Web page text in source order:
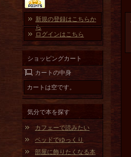
新規の登録はこちらか
ら
ログインはこちら
ショッピングカート
カートの中身
カートは空です。
気分で本を探す
カフェーで読みたい
ベッドでゆっくり
部屋に飾りたくなる本